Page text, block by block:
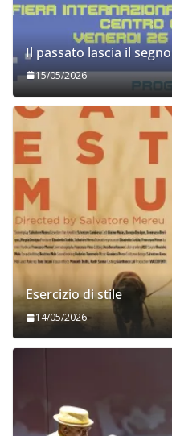
Il passato lascia il segno
15/05/2026
Esercizio di stile
14/05/2026